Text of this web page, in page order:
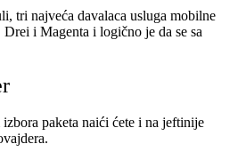
tri najveća davalaca usluga mobilne
i Magenta i logično je da se sa
paketa naići ćete i na jeftinije